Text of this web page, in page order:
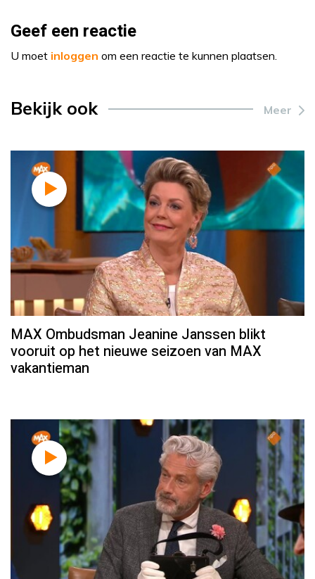
Geef een reactie
U moet inloggen om een reactie te kunnen plaatsen.
Bekijk ook Meer
MAX Ombudsman Jeanine Janssen blikt
vooruit op het nieuwe seizoen van MAX
vakantieman